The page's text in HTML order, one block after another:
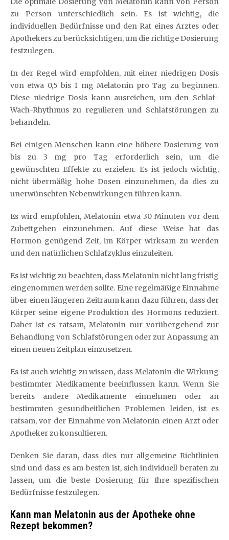
zu Person unterschiedlich sein. Es ist wichtig, die
individuellen Bedürfnisse und den Rat eines Arztes oder
Apothekers zu berücksichtigen, um die richtige Dosierung
festzulegen.
In der Regel wird empfohlen, mit einer niedrigen Dosis
von etwa 0,5 bis 1 mg Melatonin pro Tag zu beginnen.
Diese niedrige Dosis kann ausreichen, um den Schlaf-
Wach-Rhythmus zu regulieren und Schlafstörungen zu
behandeln.
Bei einigen Menschen kann eine höhere Dosierung von
bis zu 3 mg pro Tag erforderlich sein, um die
gewünschten Effekte zu erzielen. Es ist jedoch wichtig,
nicht übermäßig hohe Dosen einzunehmen, da dies zu
unerwünschten Nebenwirkungen führen kann.
Es wird empfohlen, Melatonin etwa 30 Minuten vor dem
Zubettgehen einzunehmen. Auf diese Weise hat das
Hormon genügend Zeit, im Körper wirksam zu werden
und den natürlichen Schlafzyklus einzuleiten.
Es ist wichtig zu beachten, dass Melatonin nicht langfristig
eingenommen werden sollte. Eine regelmäßige Einnahme
über einen längeren Zeitraum kann dazu führen, dass der
Körper seine eigene Produktion des Hormons reduziert.
Daher ist es ratsam, Melatonin nur vorübergehend zur
Behandlung von Schlafstörungen oder zur Anpassung an
einen neuen Zeitplan einzusetzen.
Es ist auch wichtig zu wissen, dass Melatonin die Wirkung
bestimmter Medikamente beeinflussen kann. Wenn Sie
bereits andere Medikamente einnehmen oder an
bestimmten gesundheitlichen Problemen leiden, ist es
ratsam, vor der Einnahme von Melatonin einen Arzt oder
Apotheker zu konsultieren.
Denken Sie daran, dass dies nur allgemeine Richtlinien
sind und dass es am besten ist, sich individuell beraten zu
lassen, um die beste Dosierung für Ihre spezifischen
Bedürfnisse festzulegen.
Kann man Melatonin aus der Apotheke ohne
Rezept bekommen?